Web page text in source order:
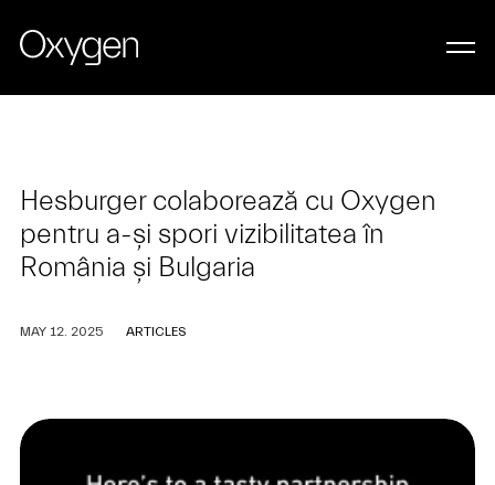
LET’S WORK TOGETHER
Hesburger colaborează cu Oxygen
pentru a-și spori vizibilitatea în
România și Bulgaria
MAY 12. 2025 ARTICLES